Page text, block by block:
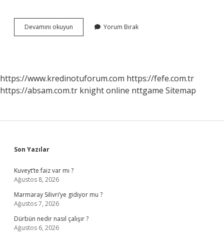
Devamını okuyun Artezyen
Kaynağı
Yorum Bırak
https://www.kredinotuforum.com https://fefe.com.tr
https://absam.com.tr knight online nttgame Sitemap
Sidebar
Son Yazılar
Kuveyt’te faiz var mı ?
Ağustos 8, 2026
Marmaray Silivri’ye gidiyor mu ?
Ağustos 7, 2026
Dürbün nedir nasıl çalışır ?
Ağustos 6, 2026